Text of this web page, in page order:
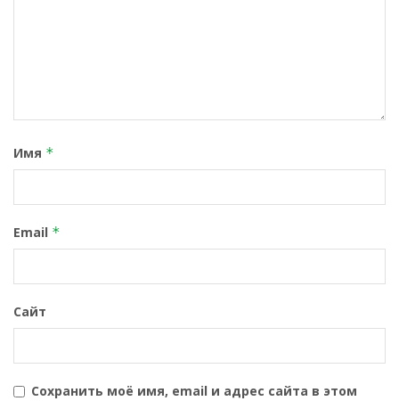
Имя *
Email *
Сайт
Сохранить моё имя, email и адрес сайта в этом